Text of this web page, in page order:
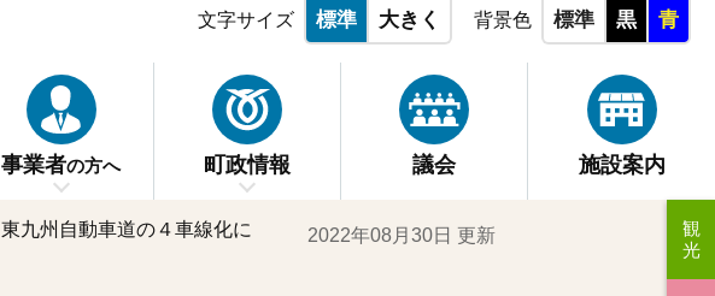
文字サイズ 標準 大きく 背景色 標準 黒 青
事業者の方へ 町政情報 議会 施設案内
東九州自動車道の４車線化に
2022年08月30日 更新
観
光